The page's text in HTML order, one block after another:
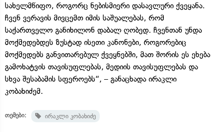
სახელმწიფო, როგორც ნებისმიერი დასავლური ქვეყანა.
ჩვენ ვერავის მივცემთ იმის საშუალებას, რომ
საქართველო განიხილონ დაბალ ღობედ. ჩვენთან უნდა
მოქმედებდეს ზუსტად ისეთი კანონები, როგორებიც
მოქმედებს განვითარებულ ქვეყნებში, მათ შორის ეს ეხება
გამოხატვის თავისუფლებას, მედიის თავისუფლებას და
სხვა შესაბამის სფეროებს“, – განაცხადა ირაკლი
კობახიძემ.
თემები: ირაკლი კობახიძე